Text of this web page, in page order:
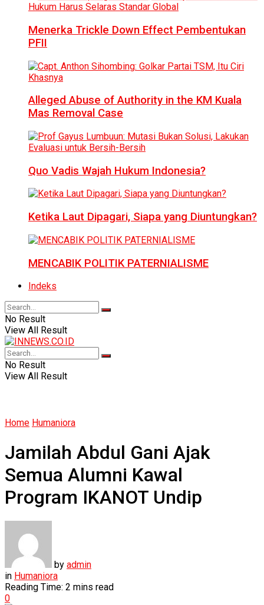
Menerka Trickle Down Effect Pembentukan
PFII
Alleged Abuse of Authority in the KM Kuala
Mas Removal Case
Quo Vadis Wajah Hukum Indonesia?
Ketika Laut Dipagari, Siapa yang Diuntungkan?
MENCABIK POLITIK PATERNIALISME
Indeks
No Result
View All Result
No Result
View All Result
Home Humaniora
Jamilah Abdul Gani Ajak
Semua Alumni Kawal
Program IKANOT Undip
by admin
in Humaniora
Reading Time: 2 mins read
0